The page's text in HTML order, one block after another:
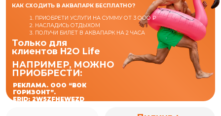
РЕКЛАМА. ООО “ВОК
ГОРИЗОНТ”.
ERID: 2W5ZFHEWEZD
3 7ОО
релакс-массаж
Пилинг +
релакс-массаж
«Арбузный»
ПОДРОБНЕЕ